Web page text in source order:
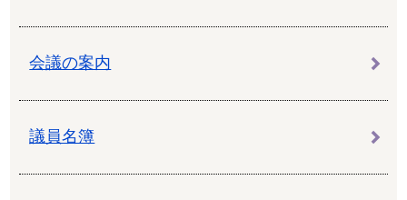
会議の案内
議員名簿